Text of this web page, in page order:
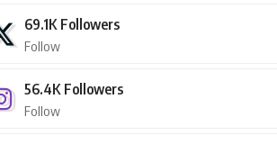
69.1K Followers
Follow
56.4K Followers
Follow